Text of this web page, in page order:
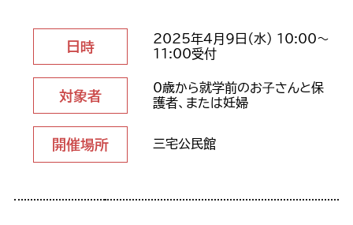
日時
2025年4月9日（水） 10:00～
11:00受付
対象者
0歳から就学前のお⼦さんと保
護者、または妊婦
開催場所 三宅公民館